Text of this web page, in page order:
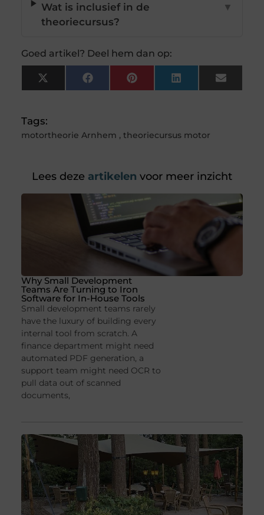
Wat is inclusief in de
theoriecursus?
▼
Goed artikel? Deel hem dan op:
X
(Twitter)
FacebookPinterestLinkedInEmail
Tags:
motortheorie Arnhem , theoriecursus motor
Lees deze artikelen voor meer inzicht
Why Small Development
Teams Are Turning to Iron
Software for In-House Tools
Small development teams rarely
have the luxury of building every
internal tool from scratch. A
finance department might need
automated PDF generation, a
support team might need OCR to
pull data out of scanned
documents,